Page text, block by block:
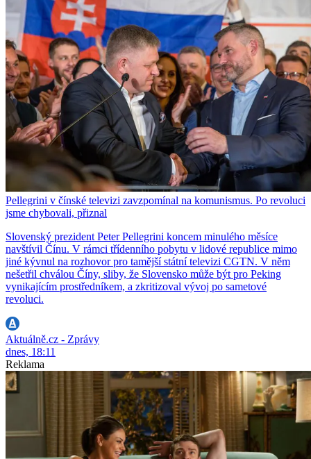
Pellegrini v čínské televizi zavzpomínal na komunismus. Po revoluci
jsme chybovali, přiznal
Slovenský prezident Peter Pellegrini koncem minulého měsíce
navštívil Čínu. V rámci třídenního pobytu v lidové republice mimo
jiné kývnul na rozhovor pro tamější státní televizi CGTN. V něm
nešetřil chválou Číny, sliby, že Slovensko může být pro Peking
vynikajícím prostředníkem, a zkritizoval vývoj po sametové
revoluci.
Aktuálně.cz - Zprávy
dnes, 18:11
Reklama